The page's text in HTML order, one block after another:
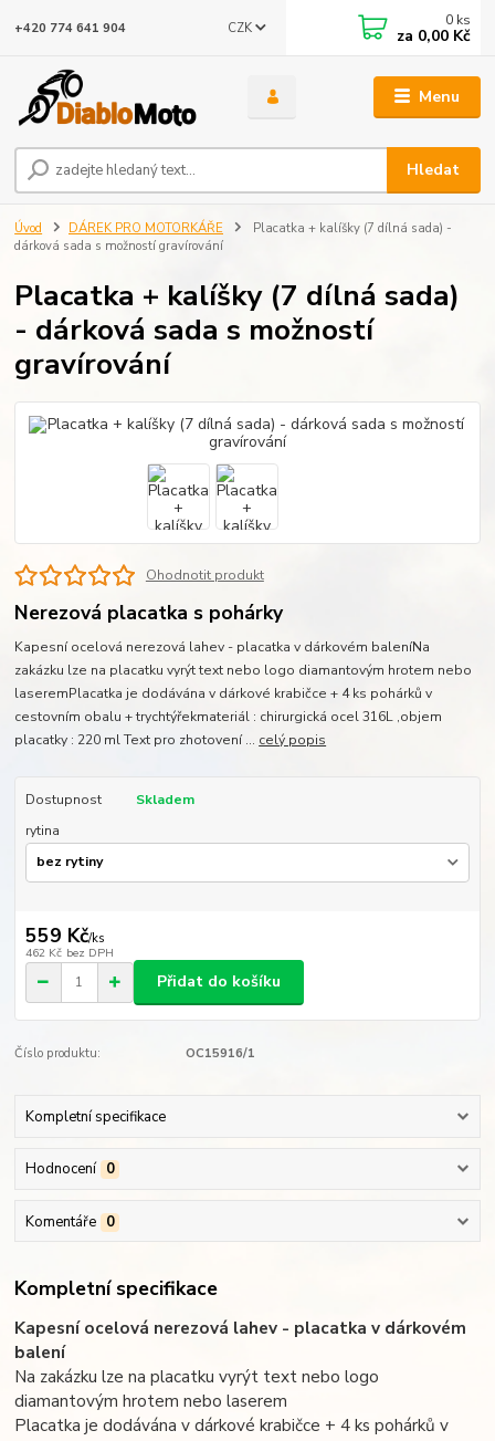
Menu
CZK
Hledat
+420 774 641 904 0 ks
za 0,00 Kč
Úvod DÁREK PRO MOTORKÁŘE
Placatka + kalíšky (7 dílná sada) -
dárková sada s možností gravírování
Placatka + kalíšky (7 dílná sada)
- dárková sada s možností
gravírování
Ohodnotit produkt
Nerezová placatka s pohárky
Kapesní ocelová nerezová lahev - placatka v dárkovém baleníNa
zakázku lze na placatku vyrýt text nebo logo diamantovým hrotem nebo
laseremPlacatka je dodávána v dárkové krabičce + 4 ks pohárků v
cestovním obalu + trychtýřekmateriál : chirurgická ocel 316L ,objem
placatky : 220 ml Text pro zhotovení ... celý popis
Dostupnost
Skladem
rytina
559 Kč/ks
462 Kč bez DPH
Přidat do košíku
Číslo produktu: OC15916/1
Kompletní specifikace
Hodnocení 0
Komentáře 0
Kompletní specifikace
Kapesní ocelová nerezová lahev - placatka v dárkovém
balení
Na zakázku lze na placatku vyrýt text nebo logo
diamantovým hrotem nebo laserem
Placatka je dodávána v dárkové krabičce + 4 ks pohárků v